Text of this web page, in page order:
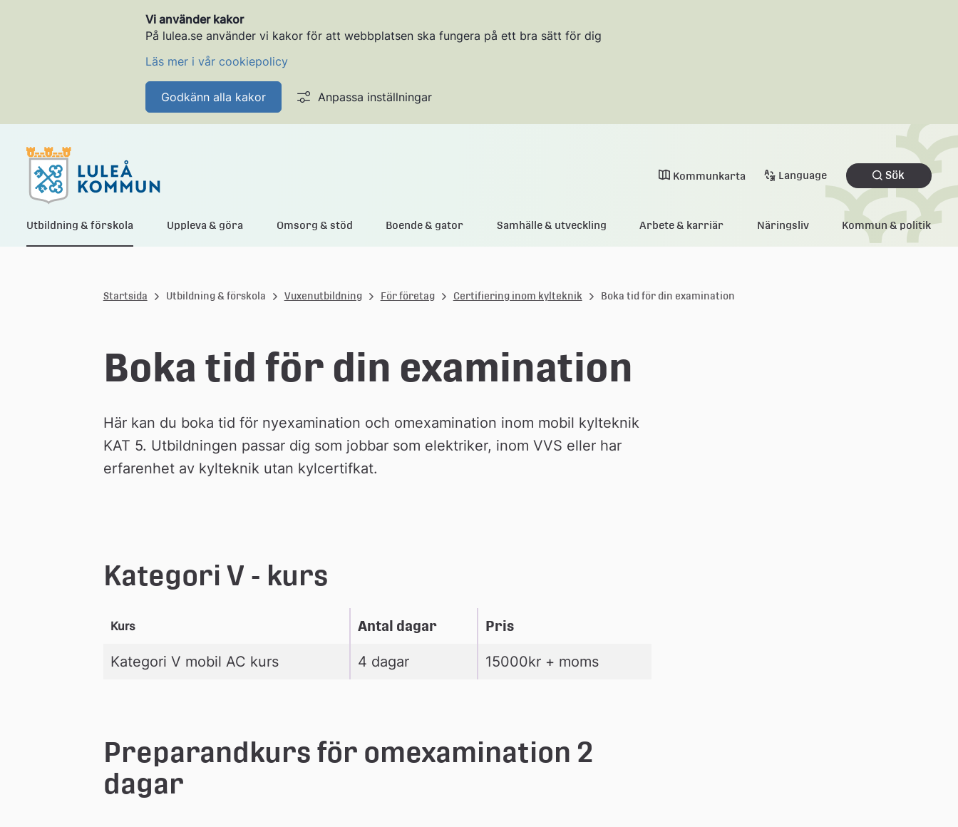
Vi använder kakor
På lulea.se använder vi kakor för att webbplatsen ska fungera på ett bra sätt för dig
Läs mer i vår cookiepolicy
Godkänn alla kakor Anpassa inställningar
L
Kommunkarta Language Sök
Utbildning & förskola Uppleva & göra Omsorg & stöd Boende & gator Samhälle & utveckling Arbete & karriär Näringsliv Kommun & politik
Startsida Utbildning & förskola Vuxenutbildning För företag Certifiering inom kylteknik Boka tid för din examination
Boka tid för din examination
Här kan du boka tid för nyexamination och omexamination inom mobil kylteknik
KAT 5. Utbildningen passar dig som jobbar som elektriker, inom VVS eller har
erfarenhet av kylteknik utan kylcertifkat.
Kategori V - kurs
Kurs Antal dagar Pris
Kategori V mobil AC kurs 4 dagar 15000kr + moms
Preparandkurs för omexamination 2
dagar